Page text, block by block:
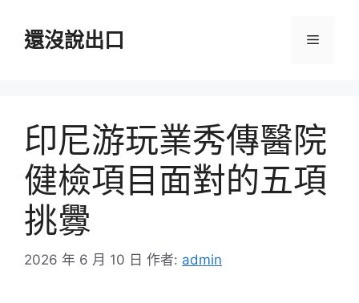
還沒說出口 選
印尼游玩業秀傳醫院
健檢項目面對的五項
挑釁
2026 年 6 月 10 日 作者: admin